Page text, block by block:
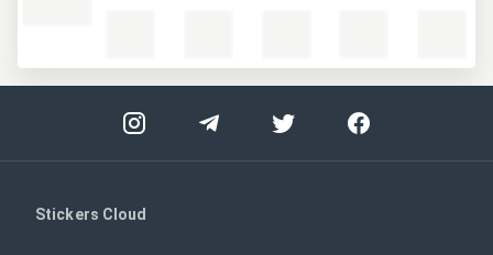
Stickers Cloud